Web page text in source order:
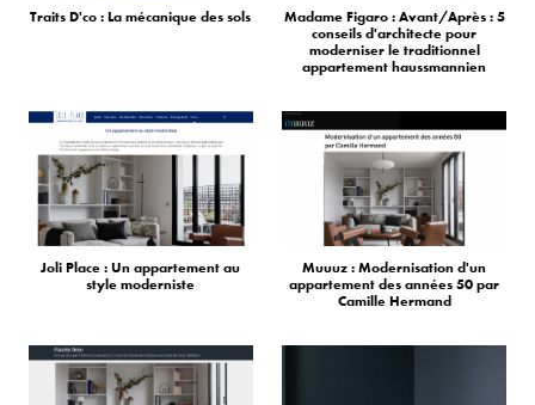
Traits D'co : La mécanique des sols
Madame Figaro : Avant/Après : 5
conseils d'architecte pour
moderniser le traditionnel
appartement haussmannien
Joli Place : Un appartement au
style moderniste
Muuuz : Modernisation d'un
appartement des années 50 par
Camille Hermand